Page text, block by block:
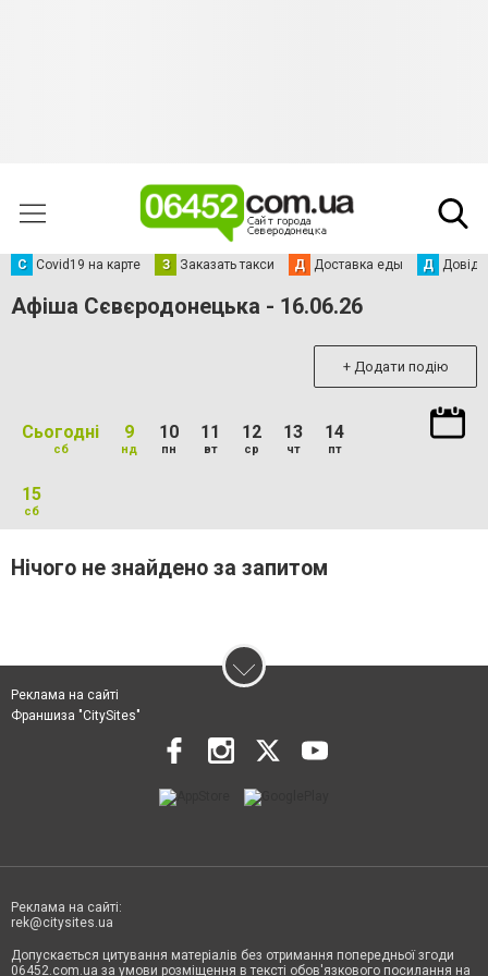
С Сovid19 на карте З Заказать такси Д Доставка еды Д
Афіша Сєвєродонецька - 16.06.26
+ Додати подію
Сьогодні
сб
9
нд
10
пн
11
вт
12
ср
13
чт
14
пт
15
сб
Нічого не знайдено за запитом
Реклама на сайті
Франшиза "CitySites"
Реклама на сайті:
rek@citysites.ua
Допускається цитування матеріалів без отримання попередньої згоди
06452.com.ua за умови розміщення в тексті обов'язкового посилання на